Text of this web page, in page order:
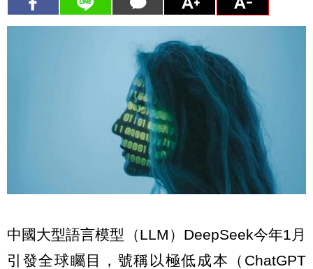
中國大型語言模型（LLM）DeepSeek今年1月
引發全球矚目，號稱以極低成本（ChatGPT